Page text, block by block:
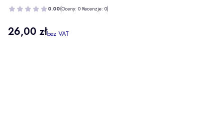
0.00(Oceny: 0 Recenzje: 0)
Cena
26,00 złbez VAT